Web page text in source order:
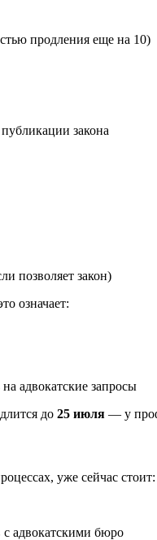
продления еще на 10)
закона
позволяет закон)
означает:
адвокатские запросы
до 25 июля — у
уже сейчас стоит:
с адвокатскими бюро